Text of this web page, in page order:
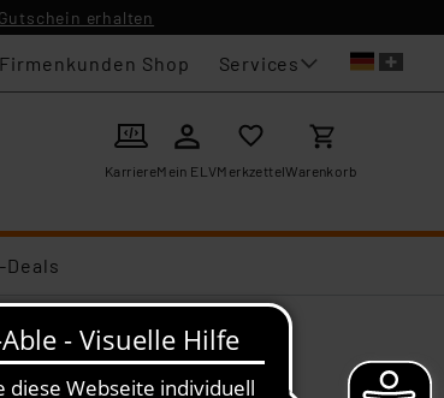
erhalten
Shop Services
KarriereMein ELVMerkzettelWarenkorb